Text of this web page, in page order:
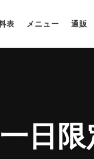
表 メニュー 通販
限